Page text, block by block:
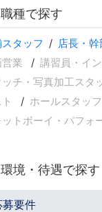
職種で探す
タッフ 店長・
業
講習員・イ
ッチ・写真加工スタ
ホールスタッ
ットボーイ・パフォ
環境・待遇で探す
募要件